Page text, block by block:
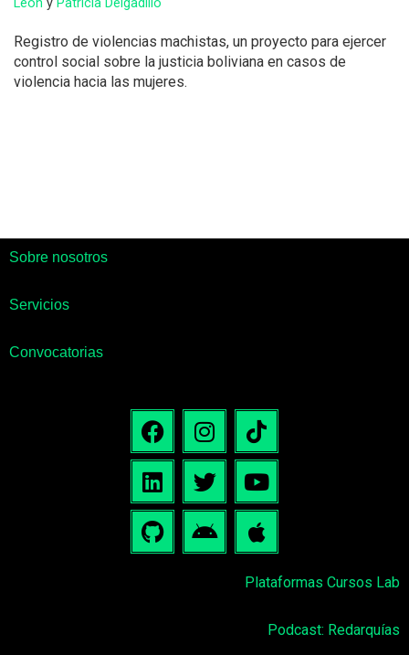
León y Patricia Delgadillo
Registro de violencias machistas, un proyecto para ejercer
control social sobre la justicia boliviana en casos de
violencia hacia las mujeres.
Sobre nosotros
Servicios
Convocatorias
Plataformas Cursos Lab
Podcast: Redarquías